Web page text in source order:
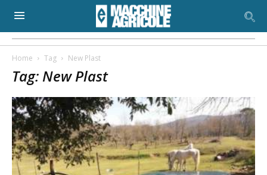
Home Tag New Plast
Tag: New Plast